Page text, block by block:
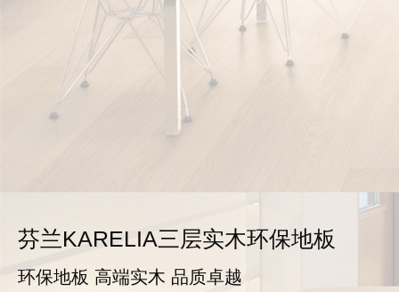
芬兰KARELIA三层实木环保地板
环保地板 高端实木 品质卓越